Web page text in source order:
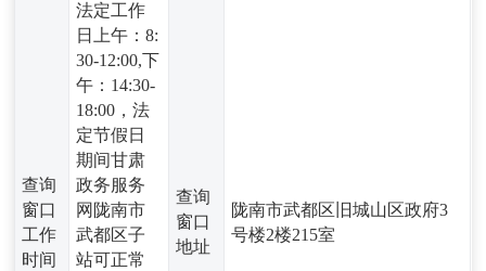
查询
窗口
工作
时间
法定工作
日上午：8:
30-12:00,下
午：14:30-
18:00，法
定节假日
期间甘肃
政务服务
网陇南市
武都区子
站可正常
查询
窗口
地址
陇南市武都区旧城山区政府3
号楼2楼215室